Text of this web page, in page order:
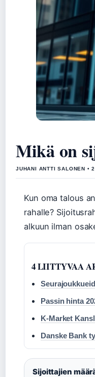
Mikä on
JUHANI ANTTI SALONEN •
Kun oma talous
rahalle?
alkuun ilman
4 LIITTYVAA
Passin hinta
K-Market
Danske Bank
Sijoittajien